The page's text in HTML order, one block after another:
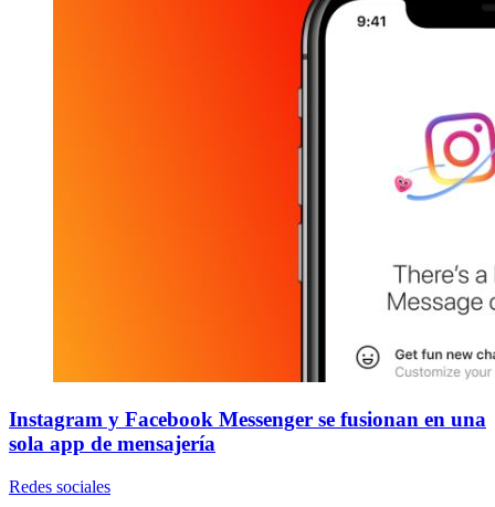
Instagram y Facebook Messenger se fusionan en una
sola app de mensajería
Redes sociales